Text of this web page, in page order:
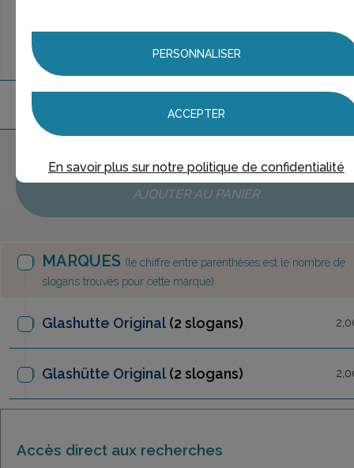
marque
AJOUTER AU PANIER
MARQUES (le chiffre entre parenthèses est le nombre de
slogans trouvés pour cette marque)
Glashutte Original (2 slogans)
Glashütte Original (2 slogans)
Accès direct aux recherches
PERSONNALISER
ACCEPTER
En savoir plus sur notre politique de confidentialité